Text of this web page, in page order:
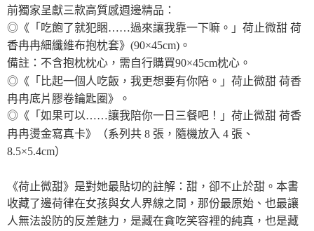
前獨家呈獻三款高質感週邊精品：
◎《「吃飽了就犯睏……過來讓我靠一下嘛。」荷止微甜 荷
香冉冉細纖維布抱枕套》 (90×45cm) 。
備註：不含抱枕枕心，需自行購買90×45cm枕心。
◎《「比起一個人吃飯，我更想要有你陪。」荷止微甜 荷香
冉冉底片膠卷鑰匙圈》。
◎《「如果可以……讓我陪你一日三餐吧！」荷止微甜 荷香
冉冉燙金寫真卡》（系列共 8 張，隨機放入 4 張、
8.5×5.4cm）
《荷止微甜》是對她最貼切的註解：甜，卻不止於甜。本書
收藏了邊荷律在女孩與女人界線之間，那份最原始、也最讓
人無法設防的反差魅力，是藏在貪吃笑容裡的純真，也是藏